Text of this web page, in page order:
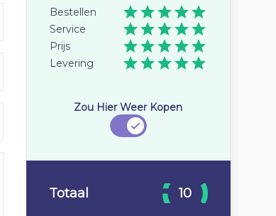
Bestellen
Service
Prijs
Levering
Zou Hier Weer Kopen
Totaal 10